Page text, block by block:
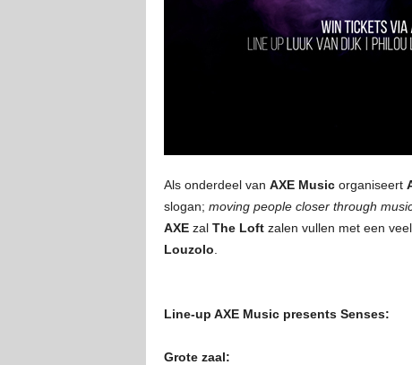
Als onderdeel van AXE Musicorganiseert
slogan; moving people closer through
AXEzal The Loft zalen vullen met een
Louzolo
Line-up AXE Music presents Senses:
Grote zaal: